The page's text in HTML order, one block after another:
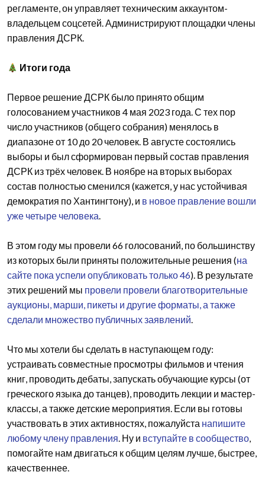
регламенте, он управляет техническим аккаунтом-
владельцем соцсетей. Администрируют площадки члены
правления ДСРК.
Итоги года
Первое решение ДСРК было принято общим
голосованием участников 4 мая 2023 года. С тех пор
число участников (общего собрания) менялось в
диапазоне от 10 до 20 человек. В августе состоялись
выборы и был сформирован первый состав правления
ДСРК из трёх человек. В ноябре на вторых выборах
состав полностью сменился (кажется, у нас устойчивая
демократия по Хантингтону), и в новое правление вошли
уже четыре человека.
В этом году мы провели 66 голосований, по большинству
из которых были приняты положительные решения (на
сайте пока успели опубликовать только 46). В результате
этих решений мы провели провели благотворительные
аукционы, марши, пикеты и другие форматы, а также
сделали множество публичных заявлений.
Что мы хотели бы сделать в наступающем году:
устраивать совместные просмотры фильмов и чтения
книг, проводить дебаты, запускать обучающие курсы (от
греческого языка до танцев), проводить лекции и мастер-
классы, а также детские мероприятия. Если вы готовы
участвовать в этих активностях, пожалуйста напишите
любому члену правления. Ну и вступайте в сообщество,
помогайте нам двигаться к общим целям лучше, быстрее,
качественнее.